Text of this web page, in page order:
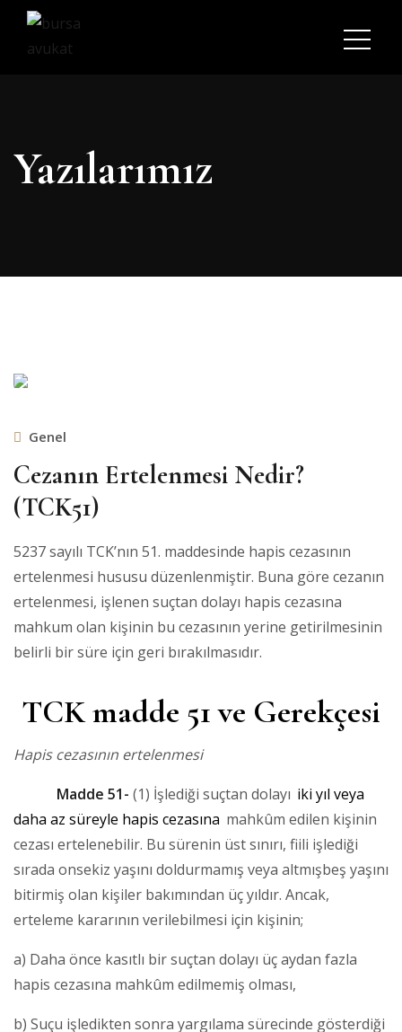
Yazılarımız
Genel
Cezanın Ertelenmesi Nedir?
(TCK51)
5237 sayılı TCK’nın 51. maddesinde hapis cezasının
ertelenmesi hususu düzenlenmiştir. Buna göre cezanın
ertelenmesi, işlenen suçtan dolayı hapis cezasına
mahkum olan kişinin bu cezasının yerine getirilmesinin
belirli bir süre için geri bırakılmasıdır.
TCK madde 51 ve Gerekçesi
Hapis cezasının ertelenmesi
Madde 51- (1) İşlediği suçtan dolayı iki yıl veya
daha az süreyle hapis cezasına mahkûm edilen kişinin
cezası ertelenebilir. Bu sürenin üst sınırı, fiili işlediği
sırada onsekiz yaşını doldurmamış veya altmışbeş yaşını
bitirmiş olan kişiler bakımından üç yıldır. Ancak,
erteleme kararının verilebilmesi için kişinin;
a) Daha önce kasıtlı bir suçtan dolayı üç aydan fazla
hapis cezasına mahkûm edilmemiş olması,
b) Suçu işledikten sonra yargılama sürecinde gösterdiği